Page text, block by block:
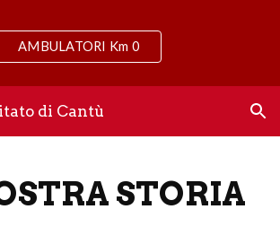
Skip to navigation
AMBULATORI Km 0
di Cantù
STORIA